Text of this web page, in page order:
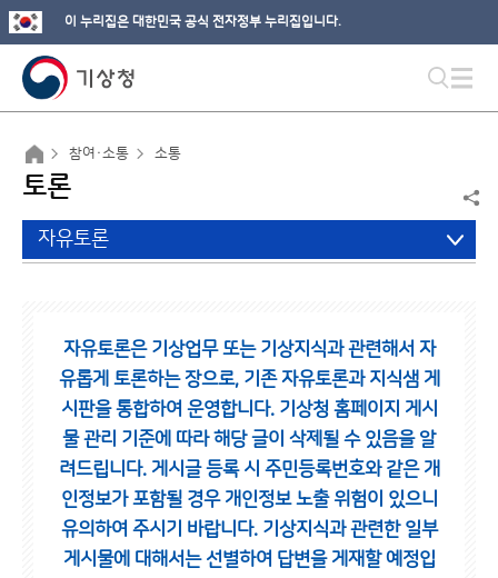
이 누리집은 대한민국 공식 전자정부 누리집입니다.
참여·소통 소통
토론
자유토론
자유토론은 기상업무 또는 기상지식과 관련해서 자
유롭게 토론하는 장으로, 기존 자유토론과 지식샘 게
시판을 통합하여 운영합니다. 기상청 홈페이지 게시
물 관리 기준에 따라 해당 글이 삭제될 수 있음을 알
려드립니다. 게시글 등록 시 주민등록번호와 같은 개
인정보가 포함될 경우 개인정보 노출 위험이 있으니
유의하여 주시기 바랍니다. 기상지식과 관련한 일부
게시물에 대해서는 선별하여 답변을 게재할 예정입